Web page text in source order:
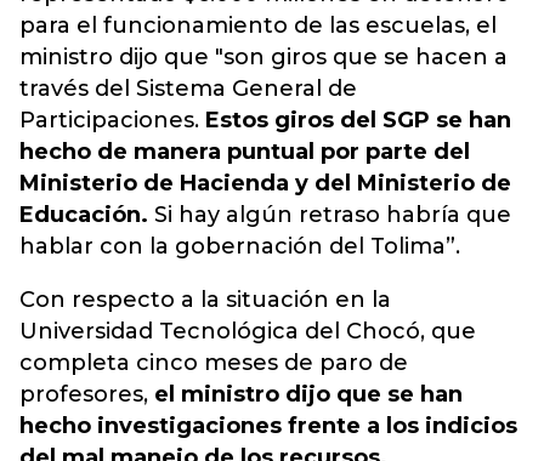
para el funcionamiento de las escuelas, el
ministro dijo que "son giros que se hacen a
través del Sistema General de
Participaciones. Estos giros del SGP se han
hecho de manera puntual por parte del
Ministerio de Hacienda y del Ministerio de
Educación. Si hay algún retraso habría que
hablar con la gobernación del Tolima”.
Con respecto a la situación en la
Universidad Tecnológica del Chocó, que
completa cinco meses de paro de
profesores, el ministro dijo que se han
hecho investigaciones frente a los indicios